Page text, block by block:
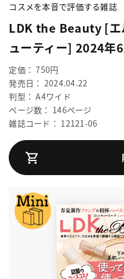
コスメを本音で評価する雑誌
LDK the Beauty [エ
ューティー] 2024年
定価： 750円
発売日： 2024.04.22
判型： A4ワイド
ページ数： 146ページ
雑誌コード： 12121-06